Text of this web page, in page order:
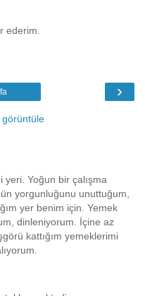
ederim.
›
Yoğun bir çalışma
yorgunluğunu unuttuğum,
yer benim için. Yemek
dinleniyorum. İçine az
kattığım yemeklerimi